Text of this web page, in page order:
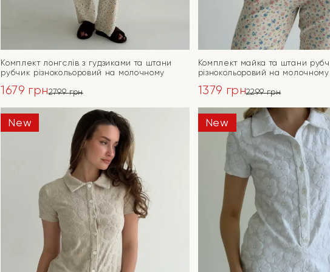
Комплект лонгслів з гудзиками та штани
рубчик різнокольоровий на молочному
2799грн
Оригінальна
ціна:
2799 грн.
1679 грн
Поточна
ціна:
1679 грн.
ПЕРЕЙТИ
Комплект майка та штани
різнокольоровий на молочному
2299грн
Оригінальна
ціна:
2299 грн.
1379 грн
Поточна
ціна:
1379 грн.
ПЕРЕЙТИ
New New